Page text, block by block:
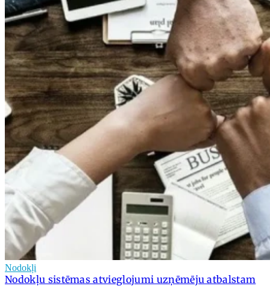
Nodokļi
Nodokļu sistēmas atvieglojumi uzņēmēju atbalstam